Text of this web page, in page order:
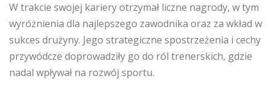
W trakcie swojej kariery otrzymał liczne nagrody, w tym
wyróżnienia dla najlepszego zawodnika oraz za wkład w
sukces drużyny. Jego strategiczne spostrzeżenia i cechy
przywódcze doprowadziły go do ról trenerskich, gdzie
nadal wpływał na rozwój sportu.